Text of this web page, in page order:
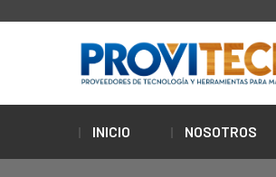
INICIO NOSOTROS